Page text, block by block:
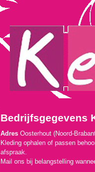
Bedrijfsgegevens
Adres Oosterhout (Noord-
Kleding ophalen of passen
afspraak.
Mail ons bij belangstelling